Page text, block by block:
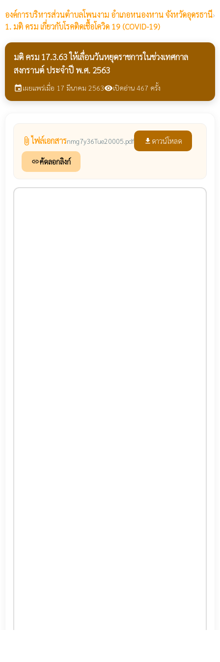
องค์การบริหารส่วนตำบลโพนงาม อำเภอหนองหาน จังหวัดอุดรธานี›
1. มติ ครม เกี่ยวกับโรคติดเชื้อโควิด 19 (COVID-19)
มติ ครม 17.3.63 ให้เลื่อนวันหยุดราชการในช่วงเทศกาล
สงกรานต์ ประจำปี พ.ศ. 2563
eventเผยแพร่เมื่อ 17 มีนาคม 2563visibilityเปิดอ่าน 467 ครั้ง
attach_file ไฟล์เอกสารnmg7y36Tue20005.pdf file_download ดาวน์โหลด
linkคัดลอกลิงก์